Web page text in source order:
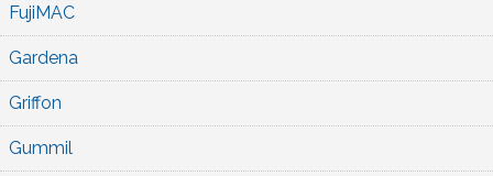
FujiMAC
Gardena
Griffon
Gummil